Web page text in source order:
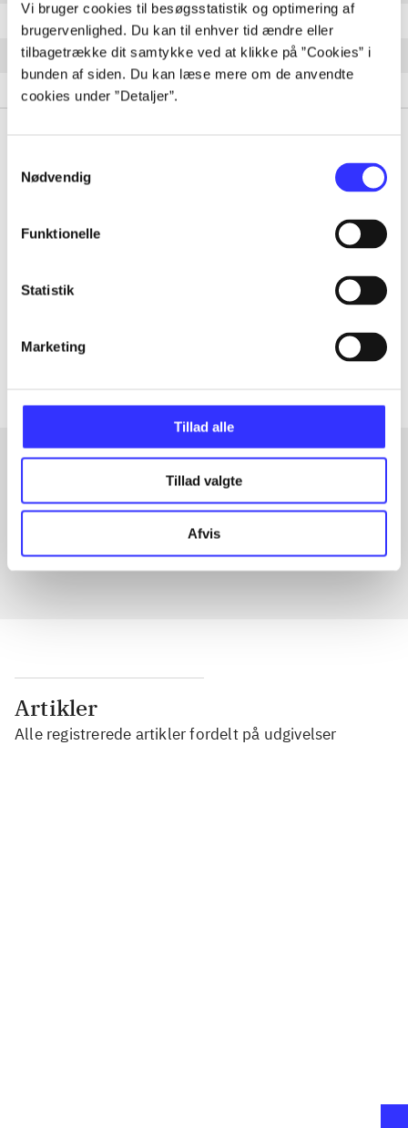
Vi bruger cookies til besøgsstatistik og optimering af
brugervenlighed. Du kan til enhver tid ændre eller
tilbagetrække dit samtykke ved at klikke på ”Cookies” i
bunden af siden. Du kan læse mere om de anvendte
cookies under ”Detaljer”.
Nødvendig
Funktionelle
Statistik
Marketing
Tillad alle
Tillad valgte
Afvis
Your ad could go here
The tennis instructor
No entry to the performance hall after the third bell
Artiklen er en del af
Artiklerne i
Artikler med samme emner
Artikler
Alle registrerede artikler fordelt på udgivelser